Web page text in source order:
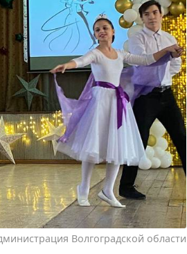
Волгоградской области